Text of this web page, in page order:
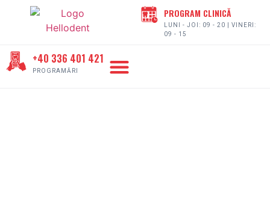
PROGRAM CLINICĂ
LUNI - JOI: 09 - 20 | VINERI:
09 - 15
+40 336 401 421
PROGRAMĂRI